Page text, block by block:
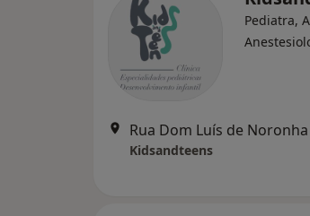
Pediatra,
Rua Dom Luís de
Kidsandteens